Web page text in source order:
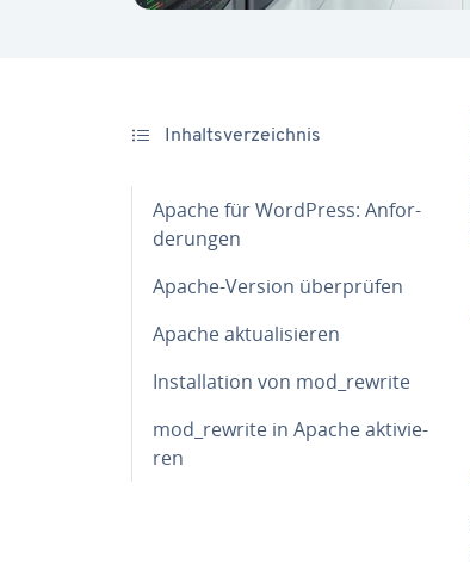
In­halts­ver­zeich­nis
Apache für WordPress: An­for­
de­run­gen
Apache-Version über­prü­fen
Apache ak­tua­li­sie­ren
In­stal­la­ti­on von mod_rewrite
mod_rewrite in Apache ak­ti­vie­
ren